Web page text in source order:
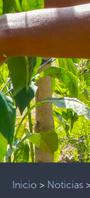
Inicio > Noticias